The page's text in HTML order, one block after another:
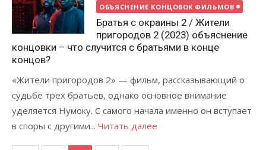
on
ОБЪЯСНЕНИЕ КОНЦОВОК ФИЛЬМОВ
Братья с окраины 2 / Жители
пригородов 2 (2023) объяснение
концовки – что случится с братьями в конце
концов?
«Жители пригородов 2» — фильм, рассказывающий о
судьбе трех братьев, однако основное внимание
уделяется Нумоку. С самого начала именно он вступает
в споры с другими... Читать далее